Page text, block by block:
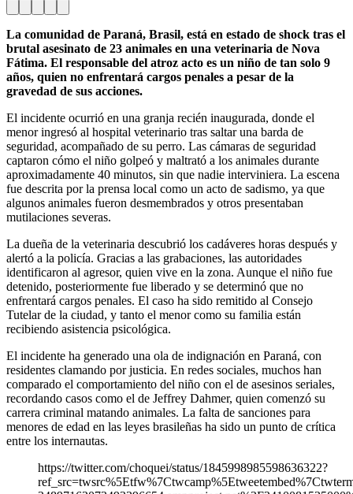
La comunidad de Paraná, Brasil, está en estado de shock tras el
brutal asesinato de 23 animales en una veterinaria de Nova
Fátima. El responsable del atroz acto es un niño de tan solo 9
años, quien no enfrentará cargos penales a pesar de la
gravedad de sus acciones.
El incidente ocurrió en una granja recién inaugurada, donde el
menor ingresó al hospital veterinario tras saltar una barda de
seguridad, acompañado de su perro. Las cámaras de seguridad
captaron cómo el niño golpeó y maltrató a los animales durante
aproximadamente 40 minutos, sin que nadie interviniera. La escena
fue descrita por la prensa local como un acto de sadismo, ya que
algunos animales fueron desmembrados y otros presentaban
mutilaciones severas.
La dueña de la veterinaria descubrió los cadáveres horas después y
alertó a la policía. Gracias a las grabaciones, las autoridades
identificaron al agresor, quien vive en la zona. Aunque el niño fue
detenido, posteriormente fue liberado y se determinó que no
enfrentará cargos penales. El caso ha sido remitido al Consejo
Tutelar de la ciudad, y tanto el menor como su familia están
recibiendo asistencia psicológica.
El incidente ha generado una ola de indignación en Paraná, con
residentes clamando por justicia. En redes sociales, muchos han
comparado el comportamiento del niño con el de asesinos seriales,
recordando casos como el de Jeffrey Dahmer, quien comenzó su
carrera criminal matando animales. La falta de sanciones para
menores de edad en las leyes brasileñas ha sido un punto de crítica
entre los internautas.
https://twitter.com/choquei/status/1845998985598636322?